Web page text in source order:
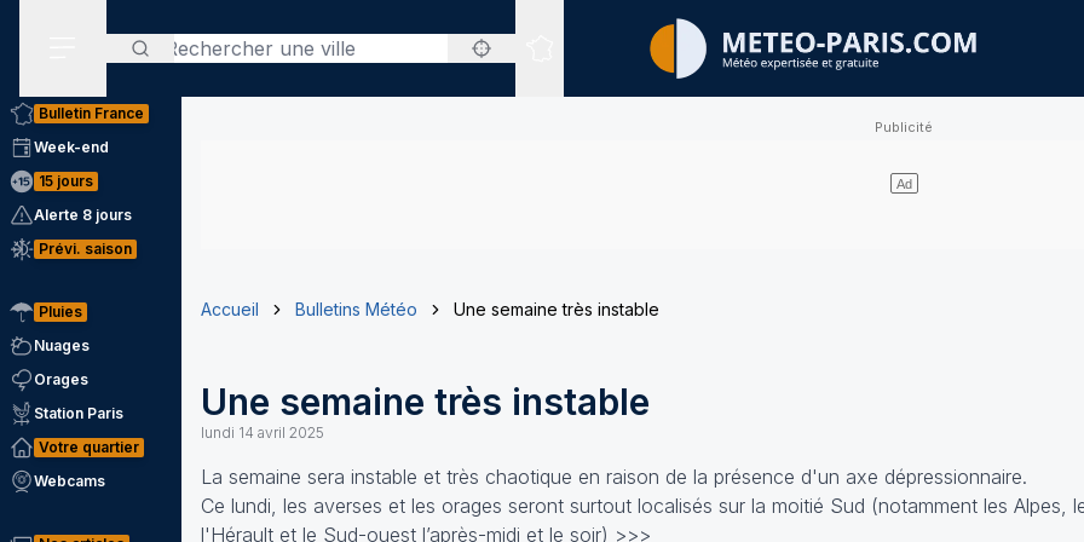
Rechercher
Sites expertisés
Bulletin France
Week-end
15 jours
Alerte 8 jours
Prévi. saison
Pluies
Nuages
Orages
Station Paris
Votre quartier
Webcams
Accueil Bulletins Météo Une semaine très instable
Une semaine très instable
lundi 14 avril 2025
La semaine sera instable et très chaotique en raison de la présence d'un axe dépressionnaire.
Ce lundi, les averses et les orages seront surtout localisés sur la moitié Sud (notamment les Alpes,
l'Hérault et le Sud-ouest l’après-midi et le soir) >>>